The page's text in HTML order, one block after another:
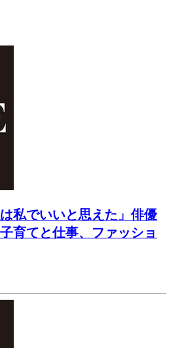
私でいいと思えた」俳優
育てと仕事、ファッショ